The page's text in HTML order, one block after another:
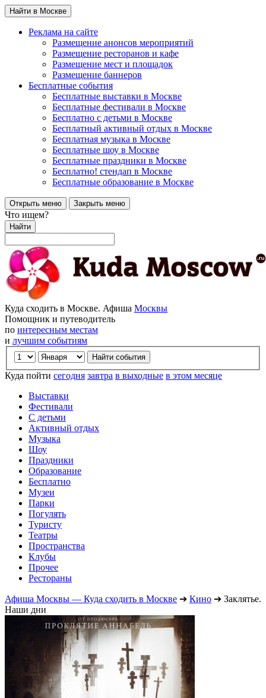
Найти в Москве
Реклама на сайте
Размещение анонсов мероприятий
Размещение ресторанов и кафе
Размещение мест и площадок
Размещение баннеров
Бесплатные события
Бесплатные выставки в Москве
Бесплатные фестивали в Москве
Бесплатно с детьми в Москве
Бесплатный активный отдых в Москве
Бесплатная музыка в Москве
Бесплатные шоу в Москве
Бесплатные праздники в Москве
Бесплатно! стендап в Москве
Бесплатные образование в Москве
Открыть меню Закрыть меню
Что ищем?
Найти
Куда сходить в Москве. Афиша Москвы
Помощник и путеводитель
по интересным местам
и лучшим событиям
Куда пойти сегодня завтра в выходные в этом месяце
Выставки
Фестивали
С детьми
Активный отдых
Музыка
Шоу
Праздники
Образование
Бесплатно
Музеи
Парки
Погулять
Туристу
Театры
Пространства
Клубы
Прочее
Рестораны
Афиша Москвы — Куда сходить в Москве ➔ Кино ➔ Заклятье.
Наши дни